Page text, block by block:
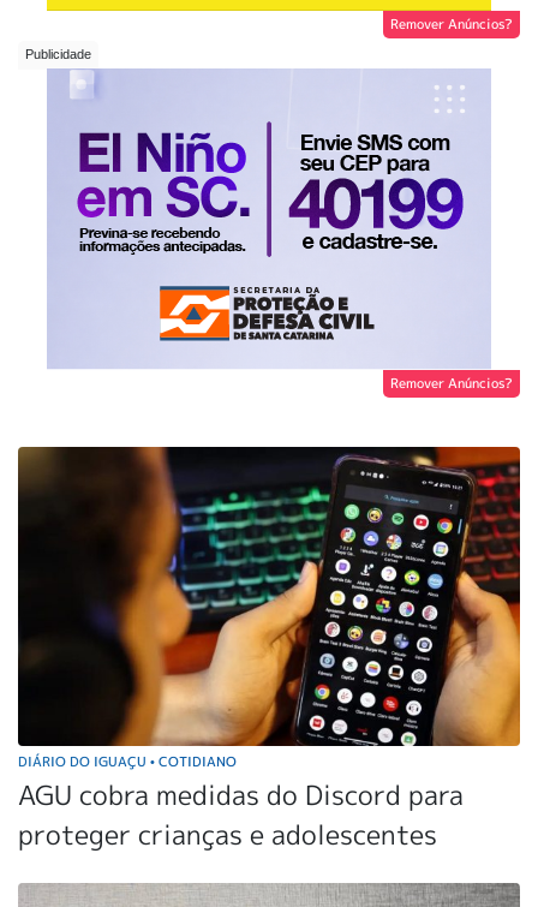
Remover Anúncios?
Remover Anúncios?
DIÁRIO DO IGUAÇU • COTIDIANO
AGU cobra medidas do Discord para
proteger crianças e adolescentes